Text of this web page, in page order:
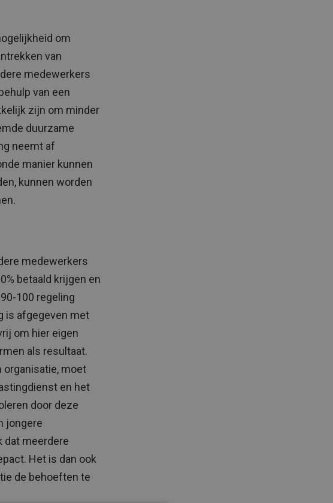
om
van
medewerkers
van een
zijn om minder
duurzame
neemt af
manier kunnen
kunnen worden
medewerkers
betaald krijgen en
100 regeling
is afgegeven met
om hier eigen
als resultaat.
organisatie, moet
en het
door deze
jongere
dat meerdere
Het is dan ook
de behoeften te